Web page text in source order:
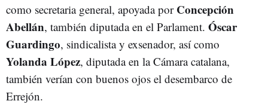
como secretaria general, apoyada por Concepción
Abellán, también diputada en el Parlament. Óscar
Guardingo, sindicalista y exsenador, así como
Yolanda López, diputada en la Cámara catalana,
también verían con buenos ojos el desembarco de
Errejón.